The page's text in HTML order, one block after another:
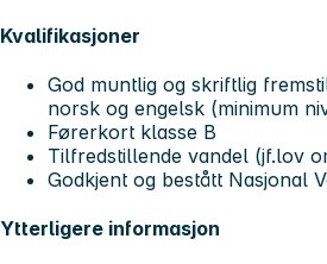
Kvalifikasjoner
God muntlig og skriftlig
norsk og engelsk (minimum
Førerkort klasse B
Tilfredstillende vandel (jf.lov
Godkjent og bestått Nasjonal
Ytterligere informasjon